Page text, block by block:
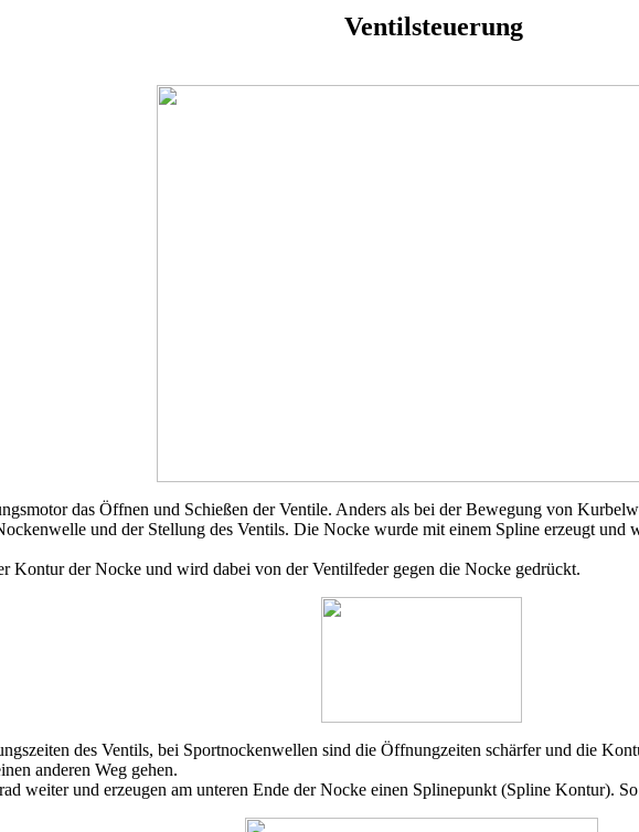
Ventilsteuerung
das Öffnen und Schießen der Ventile. Anders als bei der Bewegung von
und der Stellung des Ventils. Die Nocke wurde mit einem Spline erzeugt
Kontur der Nocke und wird dabei von der Ventilfeder gegen die Nocke gedrückt.
des Ventils, bei Sportnockenwellen sind die Öffnungzeiten schärfer und die
anderen Weg gehen.
weiter und erzeugen am unteren Ende der Nocke einen Splinepunkt (Spline Kontur).